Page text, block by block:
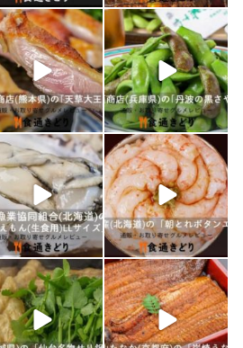
shokutuu_kidori
1月 16
shokutuu_kidori
1月 15
shokutuu_kidori
1月 9
shokutuu_kidori
1月 8
shokutuu_kidori shokutuu_kidori